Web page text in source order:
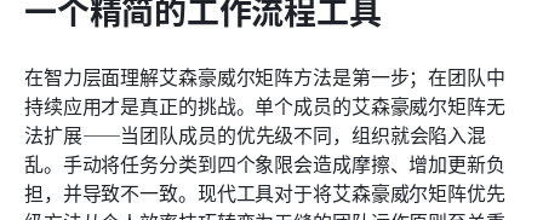
一个精简的工作流程工具
在智力层面理解艾森豪威尔矩阵方法是第一步；在团队中
持续应用才是真正的挑战。单个成员的艾森豪威尔矩阵无
法扩展——当团队成员的优先级不同，组织就会陷入混
乱。手动将任务分类到四个象限会造成摩擦、增加更新负
担，并导致不一致。现代工具对于将艾森豪威尔矩阵优先